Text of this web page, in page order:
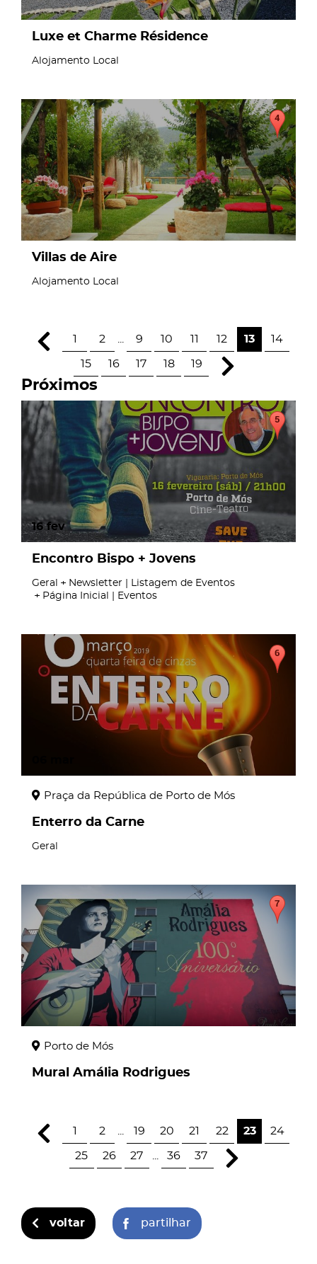
Luxe et Charme Résidence
Alojamento Local
page
Villas de Aire
Alojamento Local
1 2 9 10 11 12 13 14
15 16 17 18 19
Próximos
16 fev
Encontro Bispo + Jovens
Geral
Newsletter | Listagem de Eventos
Página Inicial | Eventos
Praça da República de Porto de Mós
Enterro da Carne
Geral
page
Porto de Mós
Mural Amália Rodrigues
1 2 19 20 21 22 23 24
25 26 27 36 37
voltar partilhar